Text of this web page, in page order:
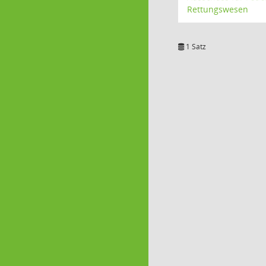
Rettungswesen
1 Satz